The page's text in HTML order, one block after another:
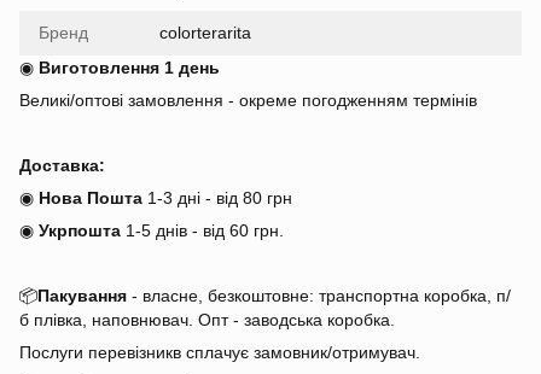
Бренд
colorterarita
◉ Виготовлення 1 день
Великі/оптові замовлення - окреме погодженням термінів
Доставка:
◉ Нова Пошта 1-3 дні - від 80 грн
◉ Укрпошта 1-5 днів - від 60 грн.
📦Пакування - власне, безкоштовне: транспортна коробка, п/
б плівка, наповнювач. Опт - заводська коробка.
Послуги перевізникв сплачує замовник/отримувач.